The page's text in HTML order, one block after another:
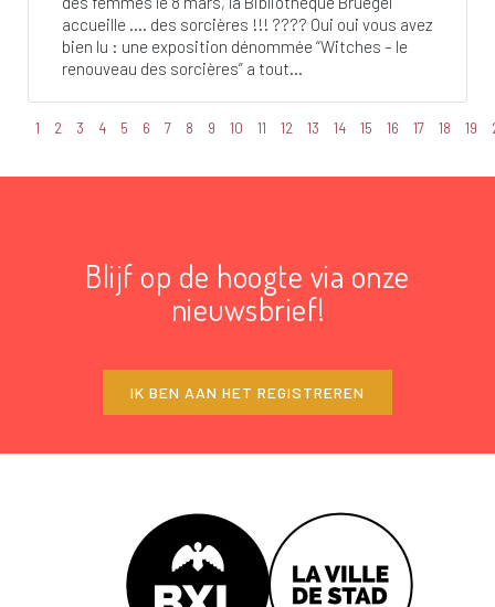
accueille …. des sorcières !!! ???? Oui oui vous avez
bien lu : une exposition dénommée “Witches – le
renouveau des sorcières” a tout...
1 2 3 4 5 6 7 8 9 10 11 12 13 14 15 16 17 18 19
Blijf op de hoogte via onze
nieuwsbrief!
IK BEN AAN HET REGISTREREN